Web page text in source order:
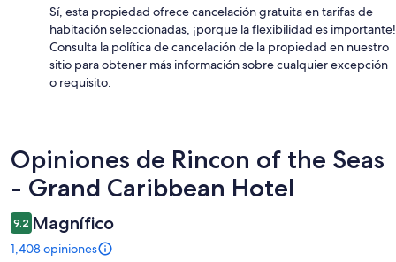
Sí, esta propiedad ofrece cancelación gratuita en tarifas de
habitación seleccionadas, ¡porque la flexibilidad es importante!
Consulta la política de cancelación de la propiedad en nuestro
sitio para obtener más información sobre cualquier excepción
o requisito.
Opiniones
Opiniones de Rincon of the Seas
- Grand Caribbean Hotel
9.2 Magnífico
1,408 opiniones